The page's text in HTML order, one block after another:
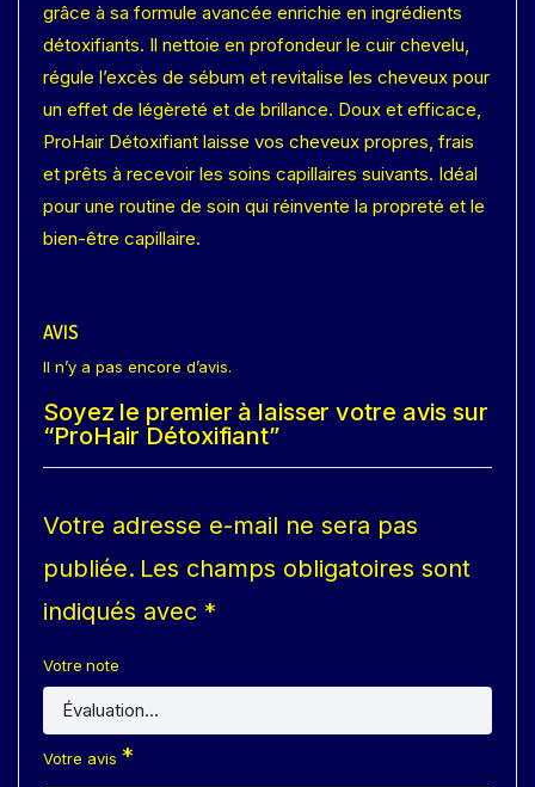
grâce à sa formule avancée enrichie en ingrédients
détoxifiants. Il nettoie en profondeur le cuir chevelu,
régule l’excès de sébum et revitalise les cheveux pour
un effet de légèreté et de brillance. Doux et efficace,
ProHair Détoxifiant laisse vos cheveux propres, frais
et prêts à recevoir les soins capillaires suivants. Idéal
pour une routine de soin qui réinvente la propreté et le
bien-être capillaire.
AVIS
Il n’y a pas encore d’avis.
Soyez le premier à laisser votre avis sur
“ProHair Détoxifiant”
Votre adresse e-mail ne sera pas
publiée. Les champs obligatoires sont
indiqués avec *
Votre note
Votre avis *